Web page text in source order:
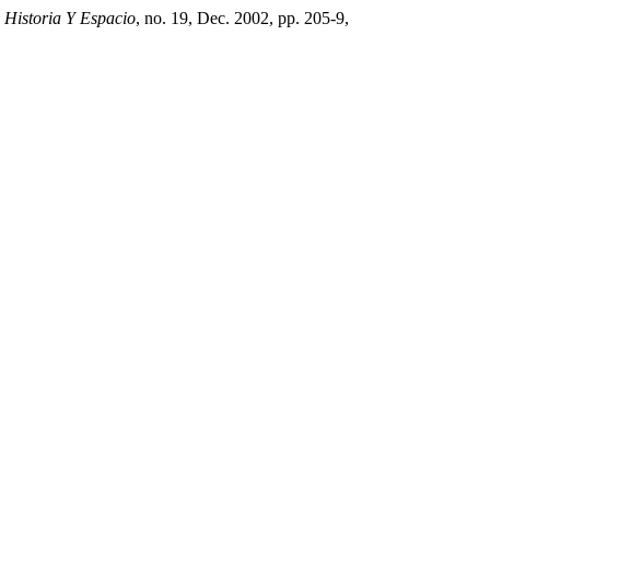
Historia Y Espacio, no. 19, Dec. 2002, pp. 205-9,